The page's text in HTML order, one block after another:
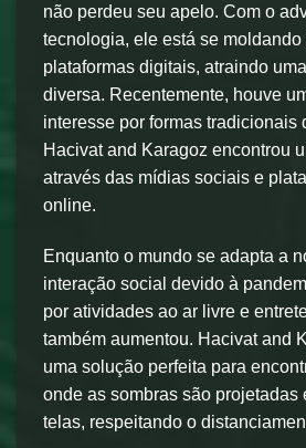
não perdeu seu apelo. Com o
tecnologia, ele está se moldando
plataformas digitais, atraindo
diversa. Recentemente, houve
interesse por formas tradicionais
Hacivat and Karagoz encontrou
através das mídias sociais e
online.
Enquanto o mundo se adapta a
interação social devido à
por atividades ao ar livre e
também aumentou. Hacivat and
uma solução perfeita para
onde as sombras são projetadas
telas, respeitando o